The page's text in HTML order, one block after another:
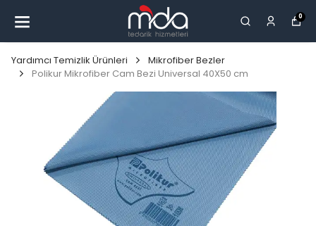
0
Yardımcı Temizlik Ürünleri
Mikrofiber Bezler
Polikur Mikrofiber Cam Bezi Universal 40X50 cm